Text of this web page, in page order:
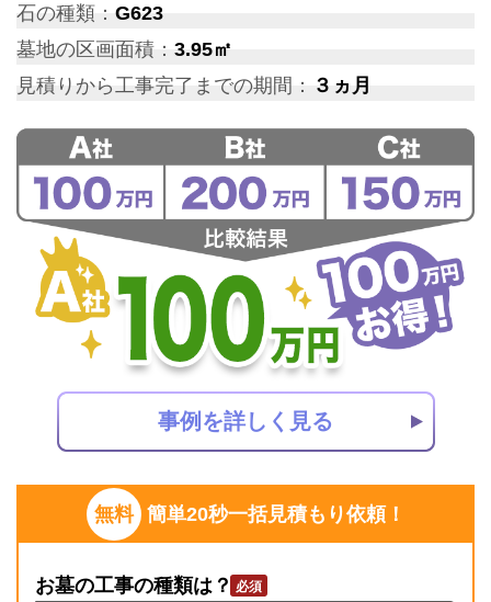
無料 簡単20秒一括見積もり依頼！
お墓の工事の種類は？
石の種類： G623
墓地の区画面積： 3.95㎡
見積りから工事完了までの期間： ３ヵ月
事例を詳しく見る